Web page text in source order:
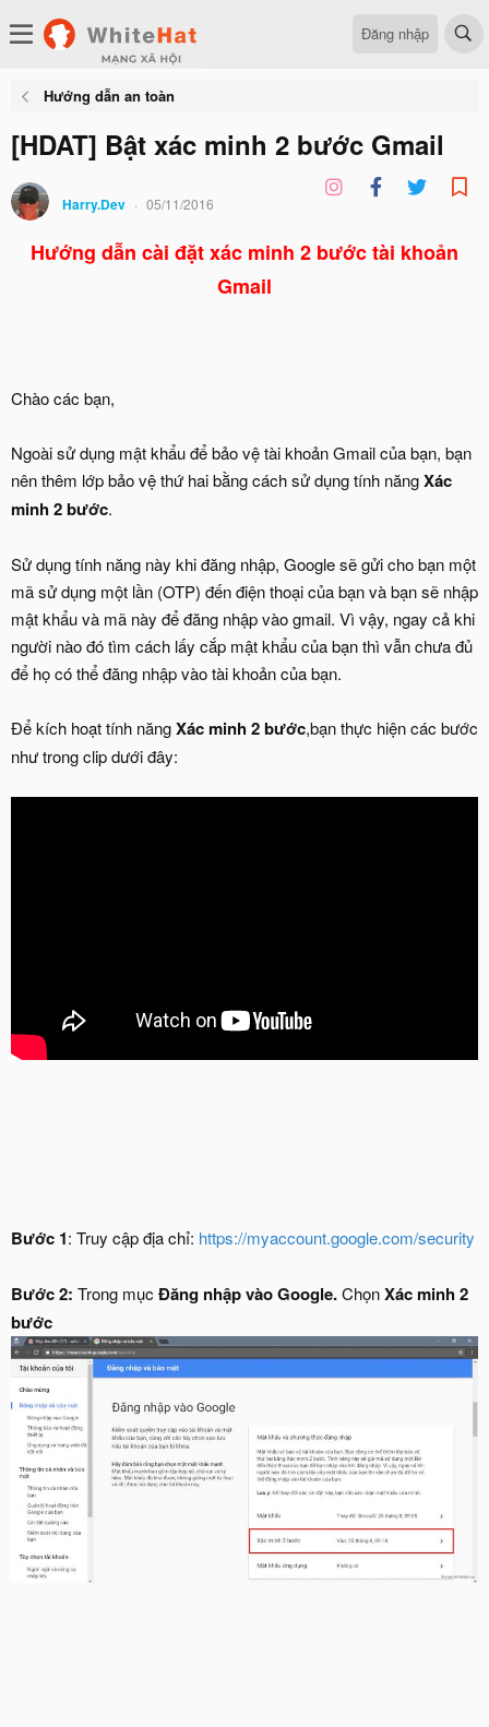
Đăng nhập
Hướng dẫn an toàn
[HDAT] Bật xác minh 2 bước Gmail
Harry.Dev 05/11/2016
Hướng dẫn cài đặt xác minh 2 bước tài khoản
Gmail
Chào các bạn,
Ngoài sử dụng mật khẩu để bảo vệ tài khoản Gmail của bạn, bạn
nên thêm lớp bảo vệ thứ hai bằng cách sử dụng tính năngXác
minh 2 bước.
Sử dụng tính năng này khi đăng nhập, Google sẽ gửi cho bạn một
mã sử dụng một lần (OTP) đến điện thoại của bạn và bạn sẽ nhập
mật khẩu và mã này để đăng nhập vào gmail. Vì vậy, ngay cả khi
người nào đó tìm cách lấy cắp mật khẩu của bạn thì vẫn chưa đủ
để họ có thể đăng nhập vào tài khoản của bạn.
Để kích hoạt tính năngXác minh 2 bước,bạn thực hiện các bước
như trong clip dưới đây:
Bước 1: Truy cập địa chỉ: https://myaccount.google.com/security
Bước 2: Trong mục Đăng nhập vào Google.ChọnXác minh 2
bước